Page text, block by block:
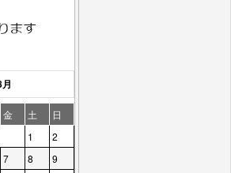
金 土
日
1
2
7 8
9